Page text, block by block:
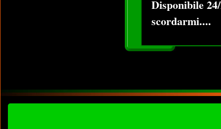
Disponibile
scordarmi....